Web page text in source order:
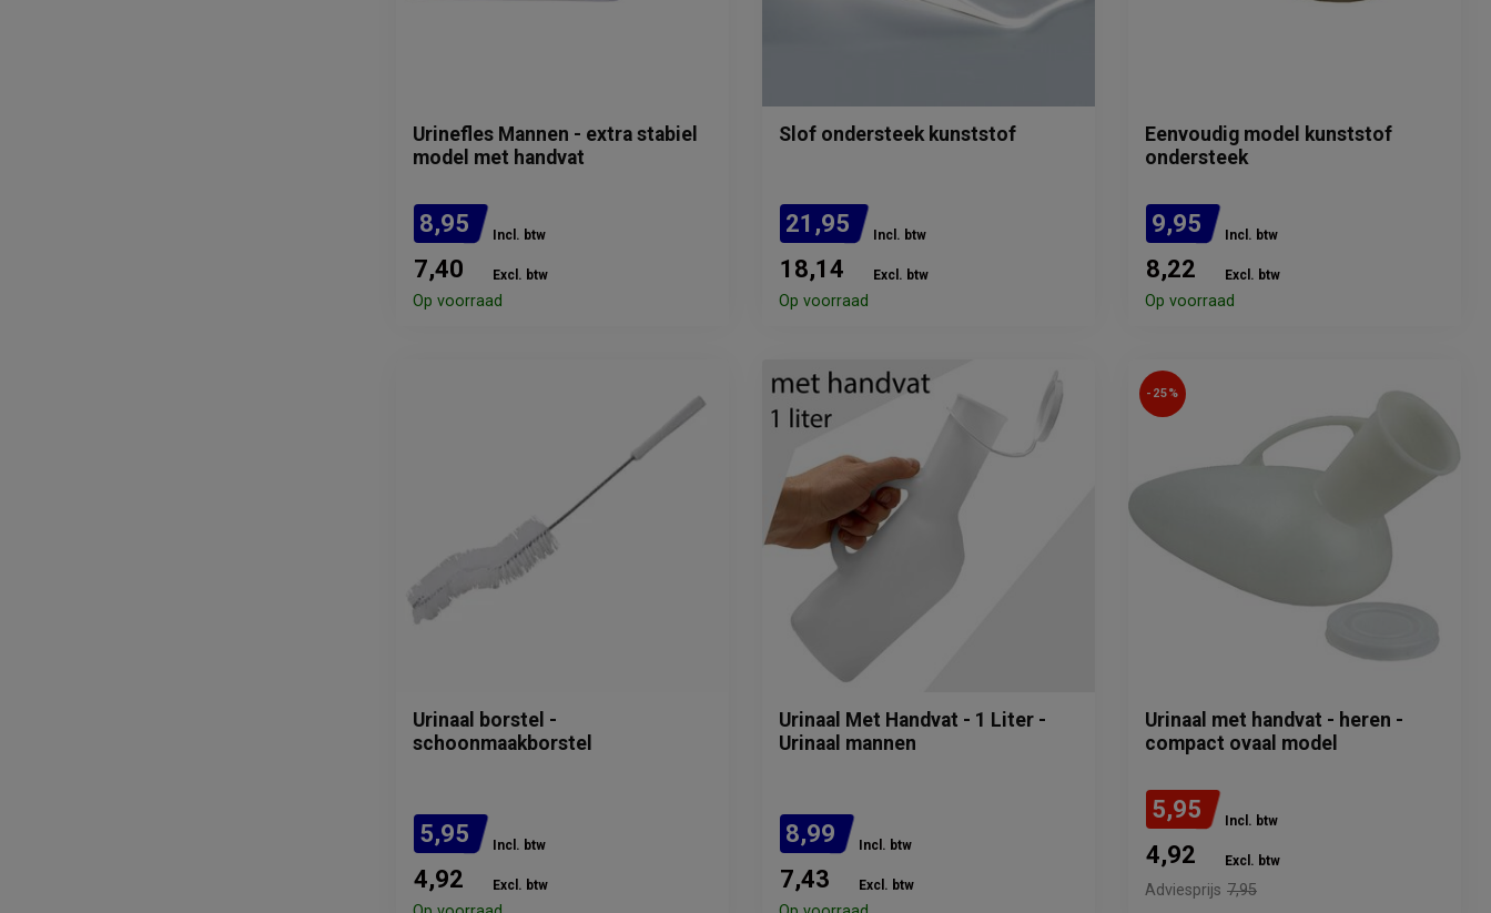
Urinefles Mannen - extra stabiel
model met handvat
8,95 Incl. btw
7,40 Excl. btw
Op voorraad
Slof ondersteek kunststof
21,95 Incl. btw
18,14 Excl. btw
Op voorraad
Eenvoudig model kunststof
ondersteek
9,95 Incl. btw
8,22 Excl. btw
Op voorraad
Urinaal borstel -
schoonmaakborstel
5,95 Incl. btw
4,92 Excl. btw
Urinaal Met Handvat - 1 Liter -
Urinaal mannen
8,99 Incl. btw
7,43 Excl. btw
-25%
Urinaal met handvat - heren -
compact ovaal model
5,95 Incl. btw
4,92 Excl. btw
Adviesprijs 7,95